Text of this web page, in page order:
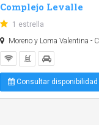
Complejo Levalle
1 estrella
Moreno y Loma Valentina -
Consultar disponibilidad